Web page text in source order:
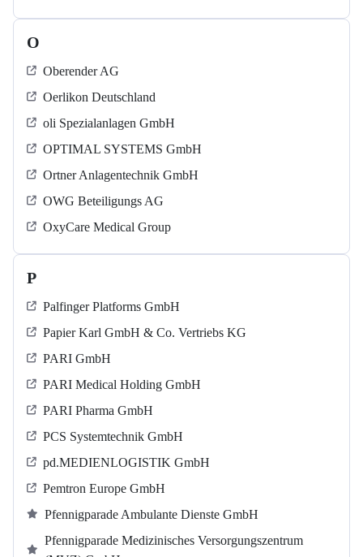
O
Oberender AG
Oerlikon Deutschland
oli Spezialanlagen GmbH
OPTIMAL SYSTEMS GmbH
Ortner Anlagentechnik GmbH
OWG Beteiligungs AG
OxyCare Medical Group
P
Palfinger Platforms GmbH
Papier Karl GmbH & Co. Vertriebs KG
PARI GmbH
PARI Medical Holding GmbH
PARI Pharma GmbH
PCS Systemtechnik GmbH
pd.MEDIENLOGISTIK GmbH
Pemtron Europe GmbH
Pfennigparade Ambulante Dienste GmbH
Pfennigparade Medizinisches Versorgungszentrum